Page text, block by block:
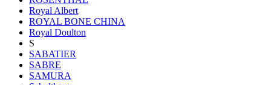
Royal Albert
ROYAL BONE CHINA
Royal Doulton
S
SABATIER
SABRE
SAMURA